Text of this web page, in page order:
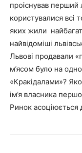
проіснував перший
користувалися всі
яких жили
найвідоміші
Львові продавали
м’ясом було на
«Кракідалами»?
ім’я власника
Ринок асоціюється